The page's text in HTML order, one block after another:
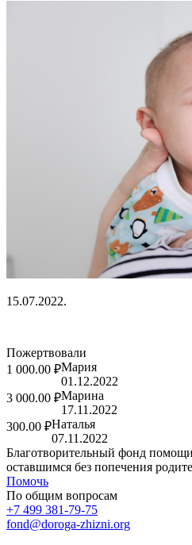
15.07.2022.
Пожертвовали
1 000.00 ₽Мария
01.12.2022
3 000.00 ₽Марина
17.11.2022
300.00 ₽Наталья
07.11.2022
Благотворительный фонд
оставшимся без попечения
Помочь
По общим вопросам
+7 499 381-79-75
fond@doroga-zhizni.org